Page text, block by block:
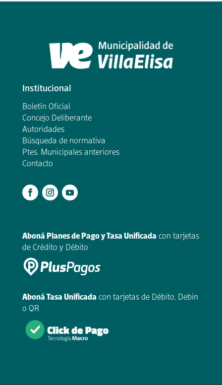
Institucional
Boletín Oficial
Concejo Deliberante
Autoridades
Búsqueda de normativa
Ptes. Municipales anteriores
Contacto
Aboná Planes de Pago y Tasa Unificada con tarjetas
de Crédito y Débito
Aboná Tasa Unificada con tarjetas de Débito, Debin
o QR